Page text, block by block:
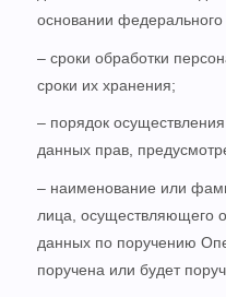
основании федерального
– сроки обработки
сроки их хранения;
– порядок
данных прав,
– наименование или
лица, осуществляющего
данных по поручению
поручена или будет